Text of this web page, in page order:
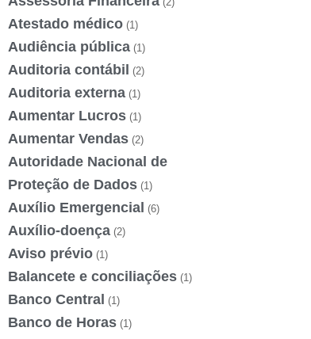
Atestado médico (1)
Audiência pública (1)
Auditoria contábil (2)
Auditoria externa (1)
Aumentar Lucros (1)
Aumentar Vendas (2)
Autoridade Nacional de
Proteção de Dados (1)
Auxílio Emergencial (6)
Auxílio-doença (2)
Aviso prévio (1)
Balancete e conciliações (1)
Banco Central (1)
Banco de Horas (1)